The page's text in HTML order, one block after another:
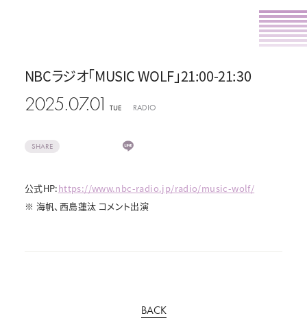
NBCラジオ「MUSIC WOLF」21:00-21:30
2025.07.01 TUE RADIO
SHARE
公式HP:https://www.nbc-radio.jp/radio/music-wolf/
※ 海帆、西島蓮汰 コメント出演
BACK